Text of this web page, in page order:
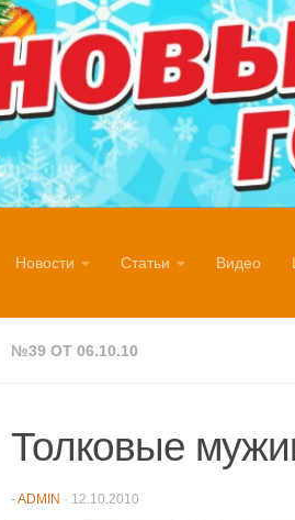
Новости Статьи Видео
№39 ОТ 06.10.10
Толковые
-ADMIN · 12.10.2010